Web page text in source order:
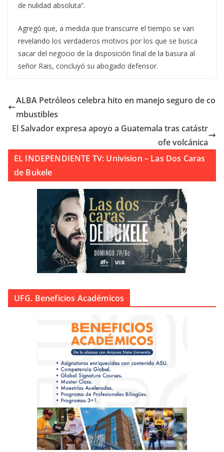
de nulidad absoluta”.
Agregó que, a medida que transcurre el tiempo se van
revelando los verdaderos motivos por los que se busca
sacar del negocio de la disposición final de la basura al
señor Rais, concluyó su abogado defensor.
ALBA Petróleos celebra hito en manejo seguro de co
mbustibles
El Salvador expresa apoyo a Guatemala tras catástr
ofe volcánica
EL INDEPENDIENTE TV: Univision – Las Dos Caras
de Bukele
UFG. Beneficios Académicos